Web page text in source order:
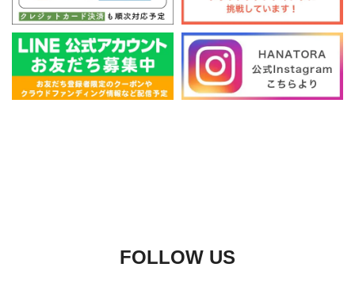
FOLLOW US